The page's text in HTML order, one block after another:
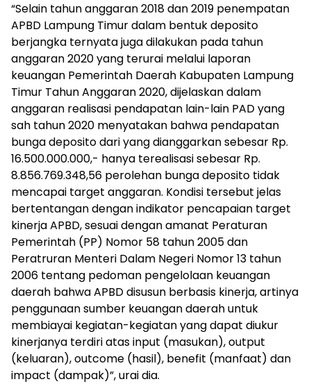
“Selain tahun anggaran 2018 dan 2019 penempatan
APBD Lampung Timur dalam bentuk deposito
berjangka ternyata juga dilakukan pada tahun
anggaran 2020 yang terurai melalui laporan
keuangan Pemerintah Daerah Kabupaten Lampung
Timur Tahun Anggaran 2020, dijelaskan dalam
anggaran realisasi pendapatan lain-lain PAD yang
sah tahun 2020 menyatakan bahwa pendapatan
bunga deposito dari yang dianggarkan sebesar Rp.
16.500.000.000,- hanya terealisasi sebesar Rp.
8.856.769.348,56 perolehan bunga deposito tidak
mencapai target anggaran. Kondisi tersebut jelas
bertentangan dengan indikator pencapaian target
kinerja APBD, sesuai dengan amanat Peraturan
Pemerintah (PP) Nomor 58 tahun 2005 dan
Peratruran Menteri Dalam Negeri Nomor 13 tahun
2006 tentang pedoman pengelolaan keuangan
daerah bahwa APBD disusun berbasis kinerja, artinya
penggunaan sumber keuangan daerah untuk
membiayai kegiatan-kegiatan yang dapat diukur
kinerjanya terdiri atas input (masukan), output
(keluaran), outcome (hasil), benefit (manfaat) dan
impact (dampak)”, urai dia.